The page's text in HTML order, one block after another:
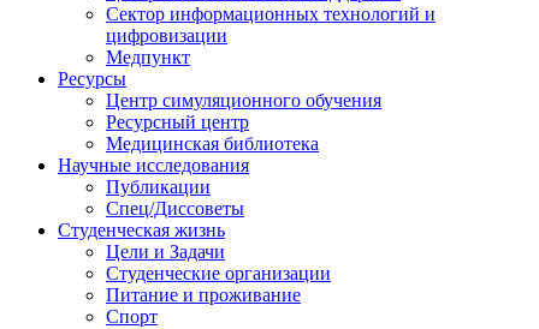
Сектор информационных технологий и
цифровизации
Медпункт
Ресурсы
Центр симуляционного обучения
Ресурсный центр
Медицинская библиотека
Научные исследования
Публикации
Спец/Диссоветы
Студенческая жизнь
Цели и Задачи
Студенческие организации
Питание и проживание
Спорт